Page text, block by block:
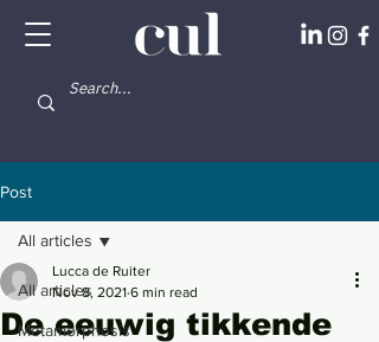
Post
All articles
Metamorphosis
All articles
De eeuwig tikkende
Lucca de Ruiter
Nov 8, 2021 6 min read